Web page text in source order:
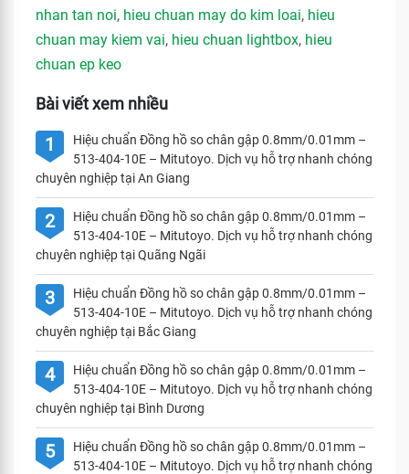
nhan tan noi, hieu chuan may do kim loai, hieu
chuan may kiem vai, hieu chuan lightbox, hieu
chuan ep keo
Bài viết xem nhiều
1
Hiệu chuẩn Đồng hồ so chân gập 0.8mm/0.01mm –
513-404-10E – Mitutoyo. Dịch vụ hỗ trợ nhanh chóng
chuyên nghiệp tại An Giang
2
Hiệu chuẩn Đồng hồ so chân gập 0.8mm/0.01mm –
513-404-10E – Mitutoyo. Dịch vụ hỗ trợ nhanh chóng
chuyên nghiệp tại Quãng Ngãi
3
Hiệu chuẩn Đồng hồ so chân gập 0.8mm/0.01mm –
513-404-10E – Mitutoyo. Dịch vụ hỗ trợ nhanh chóng
chuyên nghiệp tại Bắc Giang
4
Hiệu chuẩn Đồng hồ so chân gập 0.8mm/0.01mm –
513-404-10E – Mitutoyo. Dịch vụ hỗ trợ nhanh chóng
chuyên nghiệp tại Bình Dương
5
Hiệu chuẩn Đồng hồ so chân gập 0.8mm/0.01mm –
513-404-10E – Mitutoyo. Dịch vụ hỗ trợ nhanh chóng